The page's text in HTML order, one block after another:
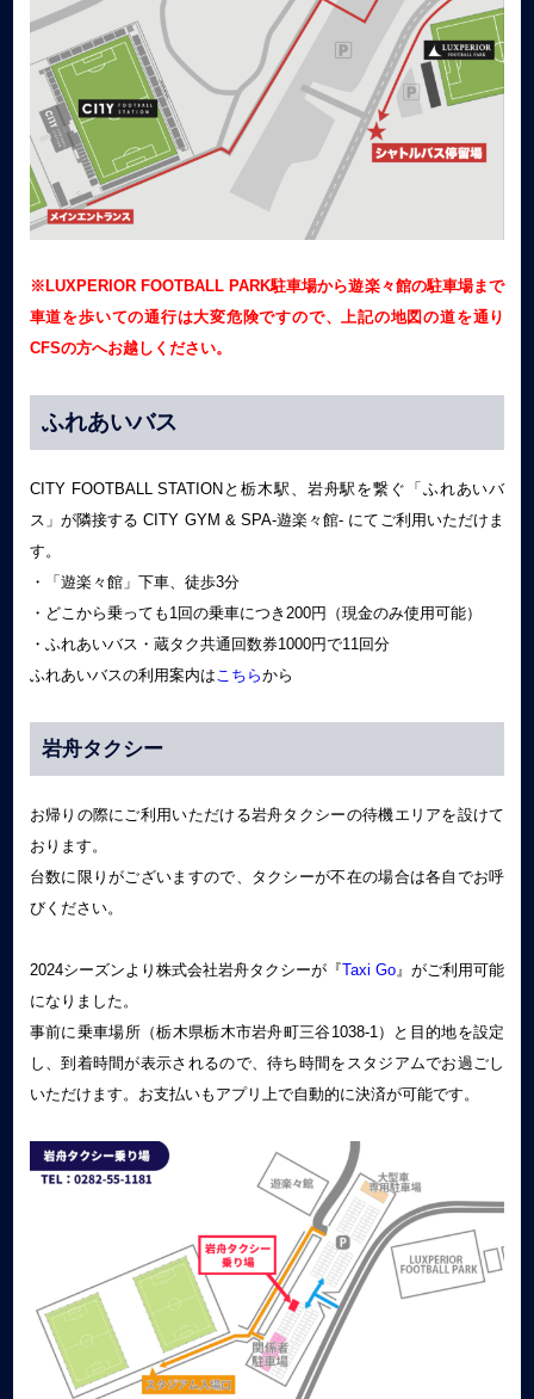
※LUXPERIOR FOOTBALL PARK駐車場から遊楽々館の駐車場まで
車道を歩いての通行は大変危険ですので、上記の地図の道を通り
CFSの方へお越しください。
ふれあいバス
CITY FOOTBALL STATIONと栃木駅、岩舟駅を繋ぐ「ふれあいバ
ス」が隣接する CITY GYM & SPA-遊楽々館- にてご利用いただけま
す。
・「遊楽々館」下車、徒歩3分
・どこから乗っても1回の乗車につき200円（現金のみ使用可能）
・ふれあいバス・蔵タク共通回数券1000円で11回分
ふれあいバスの利用案内はこちらから
岩舟タクシー
お帰りの際にご利用いただける岩舟タクシーの待機エリアを設けて
おります。
台数に限りがございますので、タクシーが不在の場合は各自でお呼
びください。
2024シーズンより株式会社岩舟タクシーが『Taxi Go』がご利用可能
になりました。
事前に乗車場所（栃木県栃木市岩舟町三谷1038-1）と目的地を設定
し、到着時間が表示されるので、待ち時間をスタジアムでお過ごし
いただけます。お支払いもアプリ上で自動的に決済が可能です。